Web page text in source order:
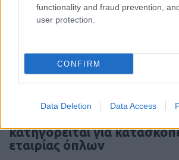
functionality and fraud prevention,
user protection.
CONFIRM
Data Deletion Data Access
Ιστορικό ρεκόρ για την
κατηγορείται για
εταιρίας όπλων